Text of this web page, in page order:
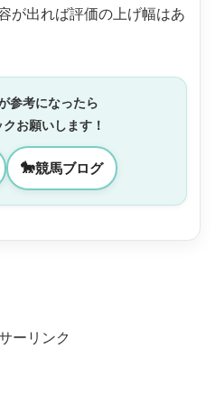
が出れば評価の上げ幅はあ
参考になったら
お願いします！
🐎競馬ブログ
ーリンク